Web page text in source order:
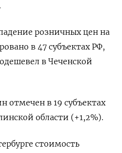
розничных цен на
в 47 субъектах РФ,
в Чеченской
отмечен в 19 субъектах
области (+1,2%).
стоимость